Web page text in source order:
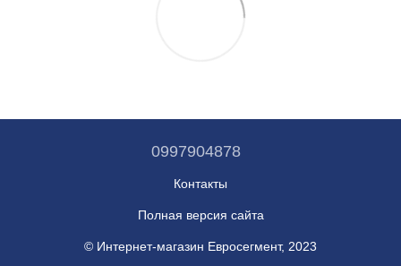
0997904878
Контакты
Полная версия сайта
© Интернет-магазин Евросегмент, 2023